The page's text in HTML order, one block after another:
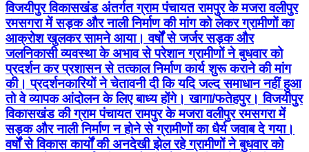
विजयीपुर विकासखंड अंतर्गत ग्राम पंचायत रामपुर के मजरा वलीपुर
रमसगरा में सड़क और नाली निर्माण की मांग को लेकर ग्रामीणों का
आक्रोश खुलकर सामने आया। वर्षों से जर्जर सड़क और
जलनिकासी व्यवस्था के अभाव से परेशान ग्रामीणों ने बुधवार को
प्रदर्शन कर प्रशासन से तत्काल निर्माण कार्य शुरू कराने की मांग
की। प्रदर्शनकारियों ने चेतावनी दी कि यदि जल्द समाधान नहीं हुआ
तो वे व्यापक आंदोलन के लिए बाध्य होंगे। खागा/फतेहपुर। विजयीपुर
विकासखंड की ग्राम पंचायत रामपुर के मजरा वलीपुर रमसगरा में
सड़क और नाली निर्माण न होने से ग्रामीणों का धैर्य जवाब दे गया।
वर्षों से विकास कार्यों की अनदेखी झेल रहे ग्रामीणों ने बुधवार को